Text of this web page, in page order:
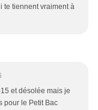
te tiennent vraiment à
et désolée mais je
pour le Petit Bac